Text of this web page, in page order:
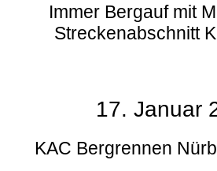
Immer Bergauf mit
Streckenabschnitt
17. Januar
KAC Bergrennen